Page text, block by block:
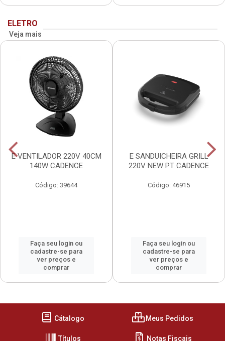
ELETRO
Veja mais
E VENTILADOR 220V 40CM
140W CADENCE
Código: 39644
Faça seu login ou
cadastre-se para
ver preços e
comprar
E SANDUICHEIRA GRILL
220V NEW PT CADENCE
Código: 46915
Faça seu login ou
cadastre-se para
ver preços e
comprar
Cátalogo Meus Pedidos
Títulos Notas Fiscais